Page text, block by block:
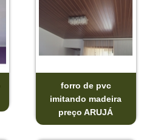
forro de pvc
imitando madeira
preço ARUJÁ